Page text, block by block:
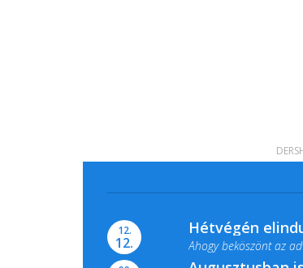
12.
12.
Hétvégén
Ahogy beköszönt az